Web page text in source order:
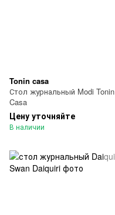
Tonin casa
Стол журнальный Modi Tonin
Casa
Цену уточняйте
В наличии